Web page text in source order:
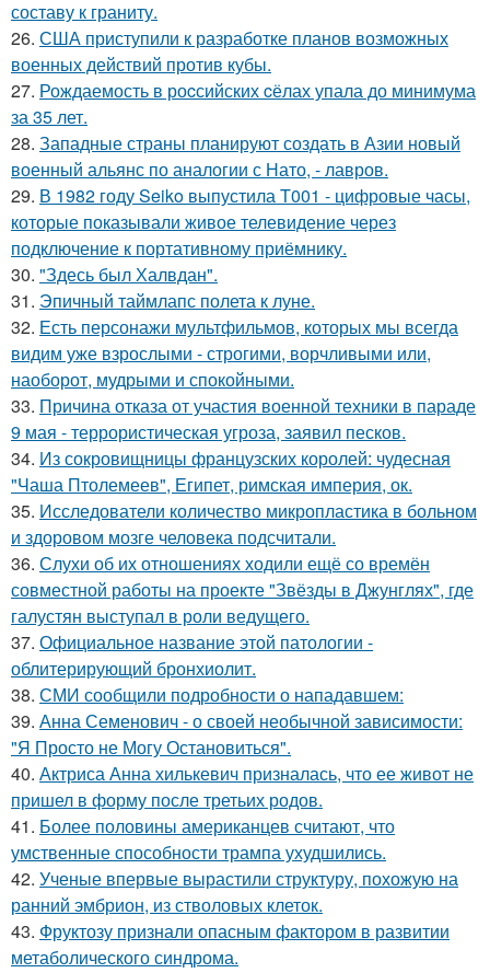
составу к граниту.
26. США приступили к разработке планов возможных
военных действий против кубы.
27. Рождаемость в роcсийских cёлах упала до минимума
за 35 лет.
28. Западные страны планируют создать в Азии новый
военный альянс по аналогии с Нато, - лавров.
29. В 1982 году Seiko выпустила T001 - цифровые часы,
которые показывали живое телевидение через
подключение к портативному приёмнику.
30. "Здесь был Халвдан".
31. Эпичный таймлапс полета к луне.
32. Есть персонажи мультфильмов, которых мы всегда
видим уже взрослыми - строгими, ворчливыми или,
наоборот, мудрыми и спокойными.
33. Причина отказа от участия военной техники в параде
9 мая - террористическая угроза, заявил песков.
34. Из сокровищницы французских королей: чудесная
"Чаша Птолемеев", Египет, римская империя, ок.
35. Исследователи количество микропластика в больном
и здоровом мозге человека подсчитали.
36. Слухи об их отношениях ходили ещё со времён
совместной работы на проекте "Звёзды в Джунглях", где
галустян выступал в роли ведущего.
37. Официальное название этой патологии -
облитерирующий бронхиолит.
38. СМИ сообщили подробности о нападавшем:
39. Анна Семенович - о своей необычной зависимости:
"Я Просто не Могу Остановиться".
40. Актриса Анна хилькевич призналась, что ее живот не
пришел в форму после третьих родов.
41. Более половины американцев считают, что
умственные способности трампа ухудшились.
42. Ученые впервые вырастили структуру, похожую на
ранний эмбрион, из стволовых клеток.
43. Фруктозу признали опасным фактором в развитии
метаболического синдрома.